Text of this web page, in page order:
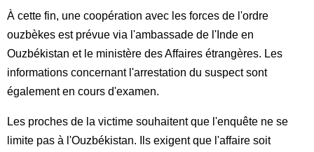
À cette fin, une coopération avec les forces de l'ordre
ouzbèkes est prévue via l'ambassade de l'Inde en
Ouzbékistan et le ministère des Affaires étrangères. Les
informations concernant l'arrestation du suspect sont
également en cours d'examen.
Les proches de la victime souhaitent que l'enquête ne se
limite pas à l'Ouzbékistan. Ils exigent que l'affaire soit